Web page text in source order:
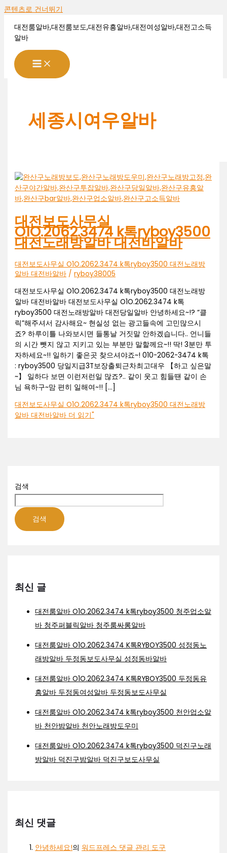
콘텐츠로 건너뛰기
대전룸알바,대전룸보도,대전유흥알바,대전여성알바,대전고소득
알바
세종시여우알바
대전보도사무실
O1O.2062.3474 k톡ryboy3500
대전노래방알바 대전바알바
대전보도사무실 O1O.2062.3474 k톡ryboy3500 대전노래방
알바 대전바알바 /ryboy38005
대전보도사무실 O1O.2062.3474 k톡ryboy3500 대전노래방
알바 대전바알바 대전보도사무실 O1O.2062.3474 k톡
ryboy3500 대전노래방알바 대전당일알바 안녕하세요~!? “클
릭”해주셔서 감사해요~ 현실성 없는 광고들속에 고민많으시
죠? 하루이틀 나와보시면 들통날 거짓말 안하겠습니다.. 언니들
의 시간 뺏지 않고 지키고 있는 부분만 말할께요~!! 딱! 3분만 투
자하세요~!! 일하기 좋은곳 찾으셔야죠~! 010-2062-3474 k톡
: ryboy3500 당일지급3T보장출퇴근차최고대우 【하고 싶은말
~】 일하다 보면 이런저런일 많죠?.. 같이 웃고 힘들땐 같이 손
님 욕하구~맘 편히 일해여~!! […]
대전보도사무실 O1O.2062.3474 k톡ryboy3500 대전노래방
알바 대전바알바 더 읽기"
검색
검색
최신 글
대전룸알바 O1O.2062.3474 k톡ryboy3500 청주업소알
바 청주퍼블릭알바 청주룸싸롱알바
대전룸알바 O1O.2062.3474 K톡RYBOY3500 성정동노
래방알바 두정동보도사무실 성정동바알바
대전룸알바 O1O.2062.3474 K톡RYBOY3500 두정동유
흥알바 두정동여성알바 두정동보도사무실
대전룸알바 O1O.2062.3474 k톡ryboy3500 천안업소알
바 천안밤알바 천안노래방도우미
대전룸알바 O1O.2062.3474 k톡ryboy3500 덕진구노래
방알바 덕진구밤알바 덕진구보도사무실
최신 댓글
안녕하세요!의워드프레스 댓글 관리 도구